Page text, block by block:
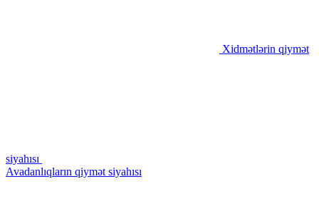
Xidmətlərin qiymət
siyahısı
Avadanlıqların qiymət siyahısı